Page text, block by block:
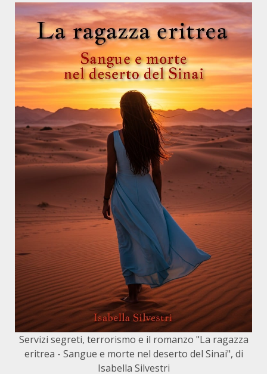
Servizi segreti, terrorismo e il romanzo "La ragazza
eritrea - Sangue e morte nel deserto del Sinai", di
Isabella Silvestri